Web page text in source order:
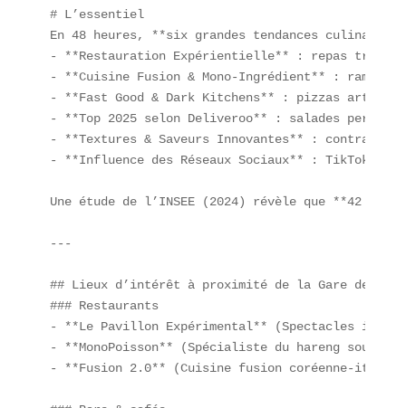
# L’essentiel
En 48 heures, **six grandes tendances
- **Restauration Expérientielle** : repas
- **Cuisine Fusion & Mono-Ingrédient** :
- **Fast Good & Dark Kitchens** : pizzas
- **Top 2025 selon Deliveroo** : salades
- **Textures & Saveurs Innovantes** :
- **Influence des Réseaux Sociaux** : TikTok
Une étude de l’INSEE (2024) révèle que **42
---
## Lieux d’intérêt à proximité de la Gare de
### Restaurants
- **Le Pavillon Expérimental** (Spectacles
- **MonoPoisson** (Spécialiste du hareng sous
- **Fusion 2.0** (Cuisine fusion coréenne-